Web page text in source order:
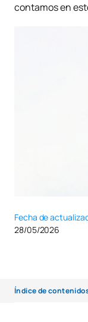
contamos en
Fecha de
28/05/2026
Índice de